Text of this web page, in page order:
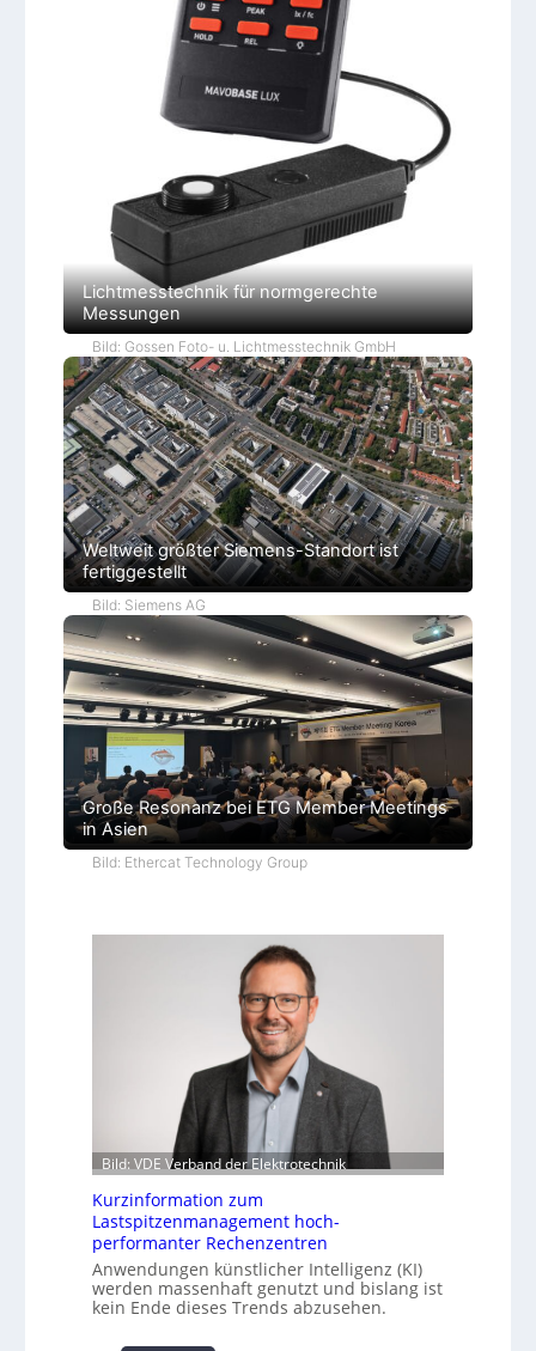
Lichtmesstechnik für normgerechte
Messungen
Bild: Gossen Foto- u. Lichtmesstechnik GmbH
Weltweit größter Siemens-Standort ist
fertiggestellt
Bild: Siemens AG
Große Resonanz bei ETG Member Meetings
in Asien
Bild: Ethercat Technology Group
Bild: VDE Verband der Elektrotechnik
Kurzinformation zum
Lastspitzenmanagement hoch-
performanter Rechenzentren
Anwendungen künstlicher Intelligenz (KI)
werden massenhaft genutzt und bislang ist
kein Ende dieses Trends abzusehen.